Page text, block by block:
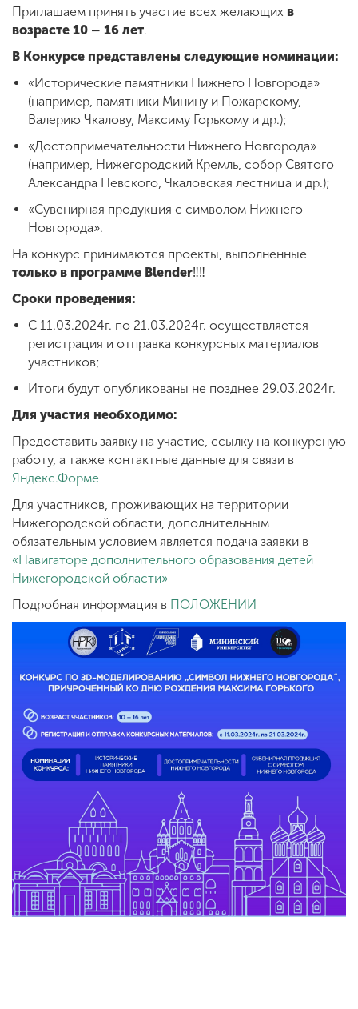
Приемная
комиссия
+7 (831) 262-26-20
Приглашаем принять участие всех желающих в
возрасте 10 – 16 лет.
В Конкурсе представлены следующие номинации:
«Исторические памятники Нижнего Новгорода»
(например, памятники Минину и Пожарскому,
Валерию Чкалову, Максиму Горькому и др.);
«Достопримечательности Нижнего Новгорода»
(например, Нижегородский Кремль, собор Святого
Александра Невского, Чкаловская лестница и др.);
«Сувенирная продукция с символом Нижнего
Новгорода».
На конкурс принимаются проекты, выполненные
только в программе Blender‼‼
Сроки проведения:
С 11.03.2024г. по 21.03.2024г. осуществляется
регистрация и отправка конкурсных материалов
участников;
Итоги будут опубликованы не позднее 29.03.2024г.
Для участия необходимо:
Предоставить заявку на участие, ссылку на конкурсную
работу, а также контактные данные для связи в
Яндекс.Форме
Для участников, проживающих на территории
Нижегородской области, дополнительным
обязательным условием является подача заявки в
«Навигаторе дополнительного образования детей
Нижегородской области»
Подробная информация в ПОЛОЖЕНИИ